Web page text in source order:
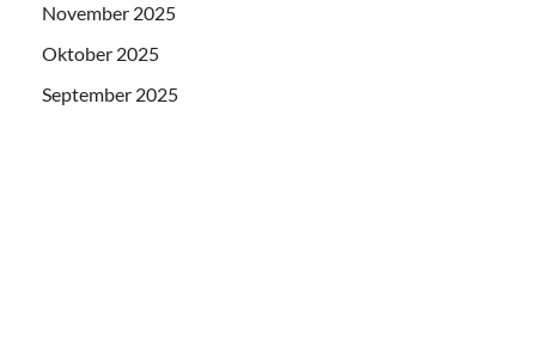
November 2025
Oktober 2025
September 2025